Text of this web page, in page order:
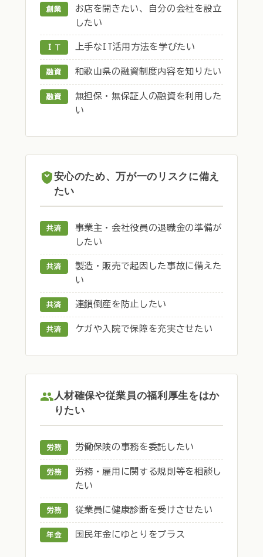
創業
お店を開きたい、自分の会社を設立
したい
ＩＴ 上手なIT活用方法を学びたい
融資 和歌山県の融資制度内容を知りたい
融資
無担保・無保証人の融資を利用した
い
安心のため、万が一のリスクに備え
たい
共済
事業主・会社役員の退職金の準備が
したい
共済
製造・販売で起因した事故に備えた
い
共済 連鎖倒産を防止したい
共済 ケガや入院で保障を充実させたい
人材確保や従業員の福利厚生をはか
りたい
労務 労働保険の事務を委託したい
労務
労務・雇用に関する規則等を相談し
たい
労務 従業員に健康診断を受けさせたい
年金 国民年金にゆとりをプラス